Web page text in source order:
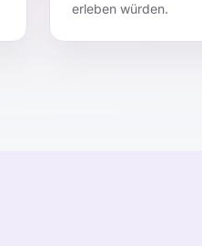
erleben würden.